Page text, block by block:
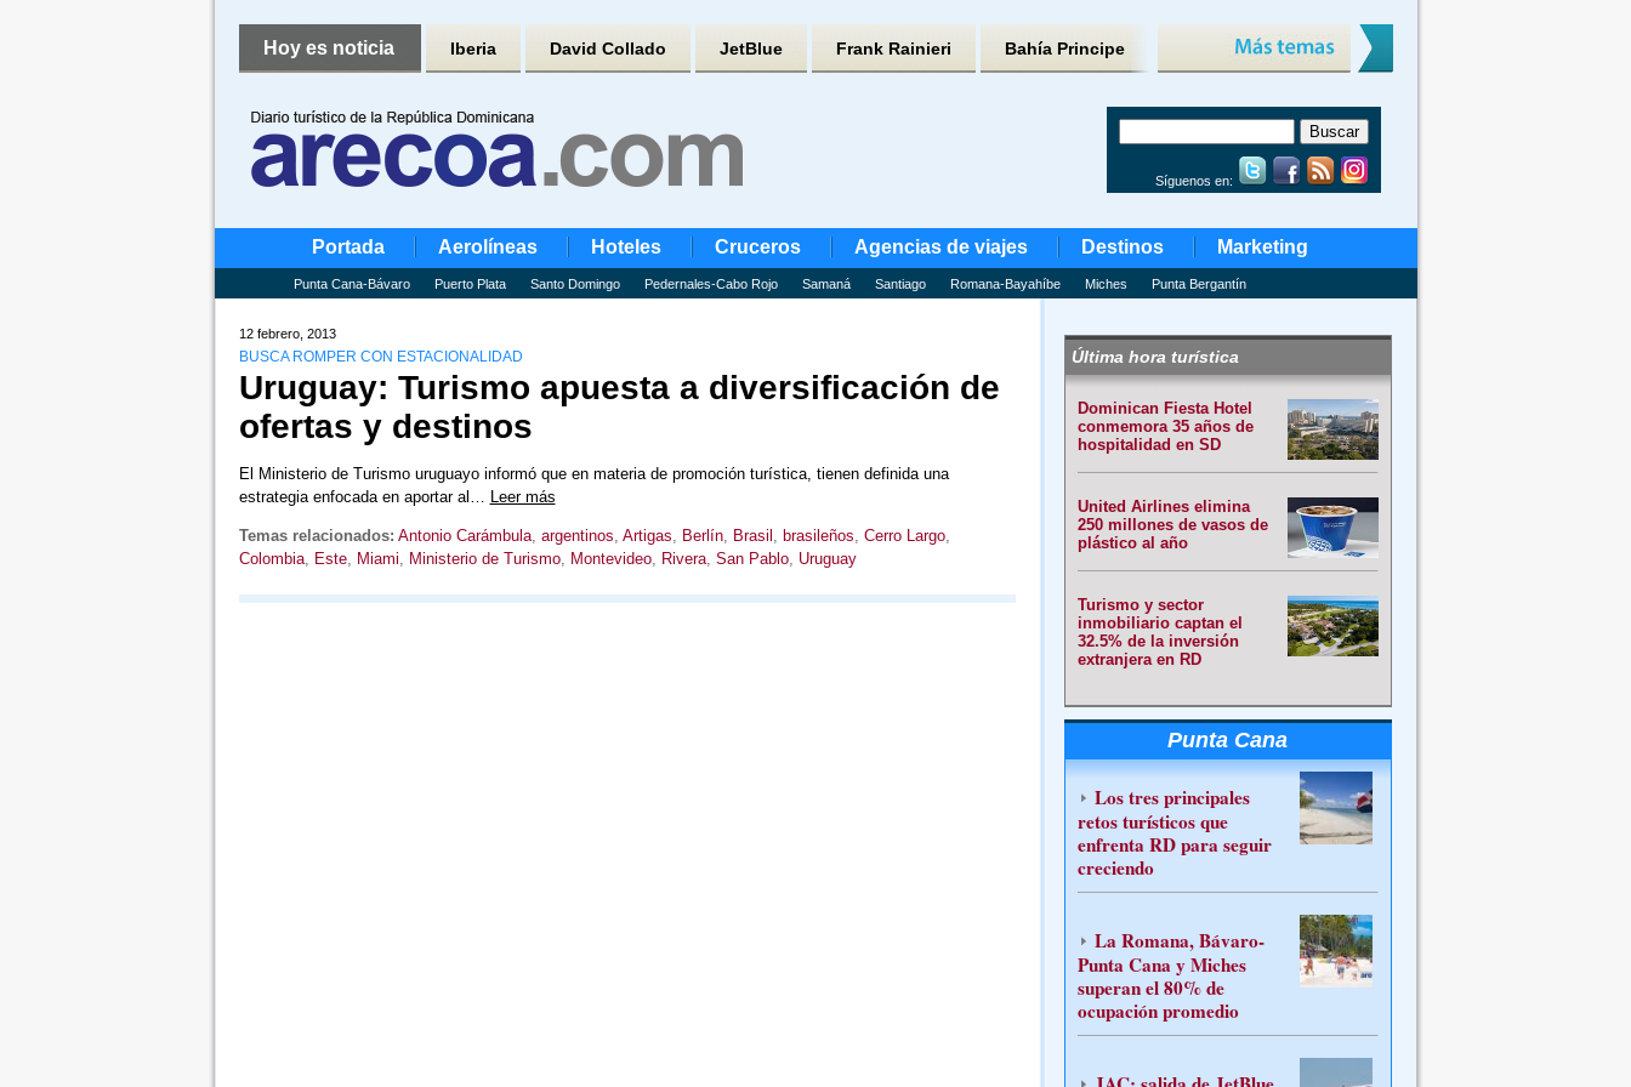
Hoy es noticia Iberia David Collado JetBlue Frank Rainieri Bahía Principe
Síguenos en:
Portada Aerolíneas Hoteles Cruceros Agencias de viajes Destinos Marketing
Punta Cana-Bávaro Puerto Plata Santo Domingo Pedernales-Cabo Rojo Samaná Santiago Romana-Bayahíbe Miches Punta Bergantín
12 febrero, 2013
BUSCA ROMPER CON ESTACIONALIDAD
Uruguay: Turismo apuesta a diversificación de
ofertas y destinos
El Ministerio de Turismo uruguayo informó que en materia de promoción turística, tienen definida una
estrategia enfocada en aportar al… Leer más
Temas relacionados: Antonio Carámbula, argentinos, Artigas, Berlín, Brasil , brasileños, Cerro Largo,
Colombia, Este, Miami, Ministerio de Turismo, Montevideo, Rivera, San Pablo, Uruguay
Última hora turística
Dominican Fiesta Hotel
conmemora 35 años de
hospitalidad en SD
United Airlines elimina
250 millones de vasos de
plástico al año
Turismo y sector
inmobiliario captan el
32.5% de la inversión
extranjera en RD
Punta Cana
Los tres principales
retos turísticos que
enfrenta RD para seguir
creciendo
La Romana, Bávaro-
Punta Cana y Miches
superan el 80% de
ocupación promedio